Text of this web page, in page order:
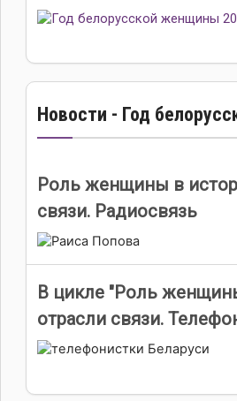
Новости - Год
Роль женщины в
связи. Радиосвязь
В цикле "Роль
отрасли связи.